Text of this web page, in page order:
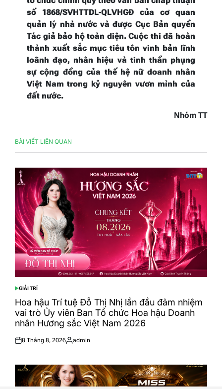
số 1868/SVHTTDL-QLVHGĐ của cơ quan
quản lý nhà nước và được Cục Bản quyền
Tác giả bảo hộ toàn diện. Cuộc thi đã hoàn
thành xuất sắc mục tiêu tôn vinh bản lĩnh
loãnh đạo, nhân hiệu và tinh thần phụng
sự cộng đồng của thế hệ nữ doanh nhân
Việt Nam trong kỷ nguyên vươn mình của
đất nước.
Nhóm TT
BÀI VIẾT LIÊN QUAN
POSTED
IN
GIẢI TRÍ
Hoa hậu Trí tuệ Đỗ Thị Nhị lần đầu đảm nhiệm
vai trò Ủy viên Ban Tổ chức Hoa hậu Doanh
nhân Hương sắc Việt Nam 2026
Posted
8 Tháng 8, 2026
Posted
admin